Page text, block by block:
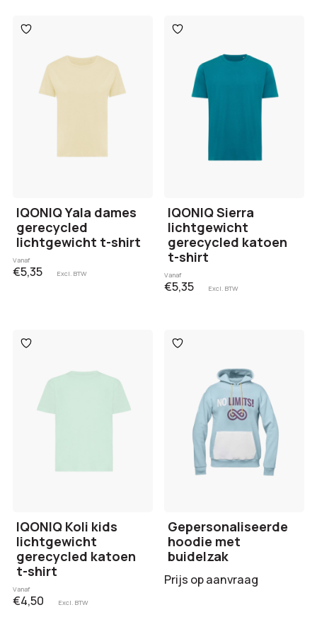
Toevoegen
aan
IQONIQ Yala dames
gerecycled
lichtgewicht t-shirt
Vanaf
€5,35 Excl. BTW
Toevoegen
aan
IQONIQ Sierra
lichtgewicht
gerecycled katoen
t-shirt
Vanaf
€5,35 Excl. BTW
Toevoegen
aan
IQONIQ Koli kids
lichtgewicht
gerecycled katoen
t-shirt
Vanaf
€4,50 Excl. BTW
Toevoegen
aan
Gepersonaliseerde
hoodie met
buidelzak
Prijs op aanvraag